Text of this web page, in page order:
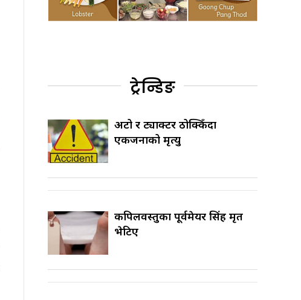
ट्रेन्डिङ
अटो र ट्याक्टर ठोक्किँदा
एकजनाको मृत्यु
कपिलवस्तुका पूर्वमेयर सिंह मृत
भेटिए